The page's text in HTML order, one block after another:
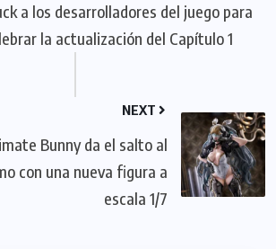
a los desarrolladores del juego para
la actualización del Capítulo 1
NEXT
Bunny da el salto al
con una nueva figura a
escala 1/7